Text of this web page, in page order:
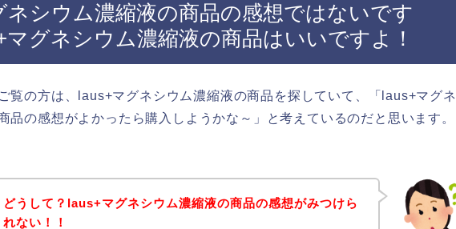
ネシウム濃縮液の商品の感想ではないです
マグネシウム濃縮液の商品はいいですよ！
覧の方は、laus+マグネシウム濃縮液の商品を探していて、「laus+マグネ
品の感想がよかったら購入しようかな～」と考えているのだと思います。
どうして？laus+マグネシウム濃縮液の商品の感想がみつけら
れない！！